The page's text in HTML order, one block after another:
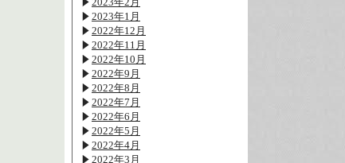
2023年1月
2022年12月
2022年11月
2022年10月
2022年9月
2022年8月
2022年7月
2022年6月
2022年5月
2022年4月
2022年3月